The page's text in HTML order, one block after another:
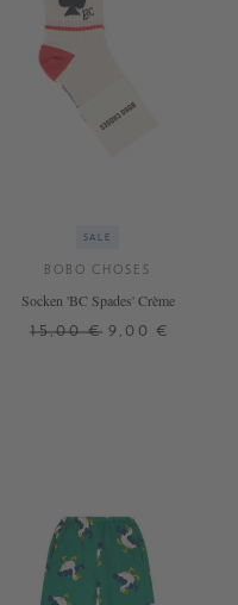
SALE
BOBO CHOSES
Socken 'BC Spades' Crème
15,00 € 9,00 €